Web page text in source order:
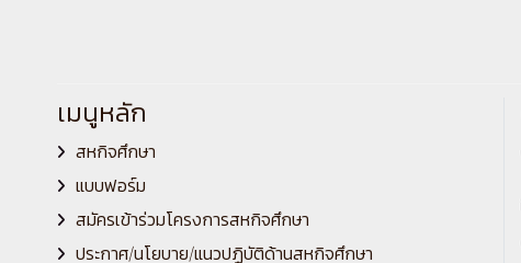
เมนูหลัก
สหกิจศึกษา
แบบฟอร์ม
สมัครเข้าร่วมโครงการสหกิจศึกษา
ประกาศ/นโยบาย/แนวปฏิบัติด้านสหกิจศึกษา